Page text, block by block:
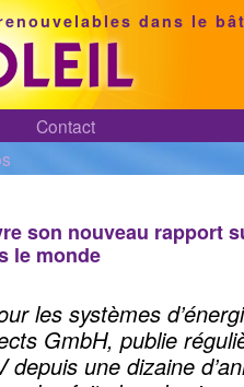
dans le
Contact
son nouveau rapport
le monde
les systèmes
GmbH, publie
depuis une dizaine